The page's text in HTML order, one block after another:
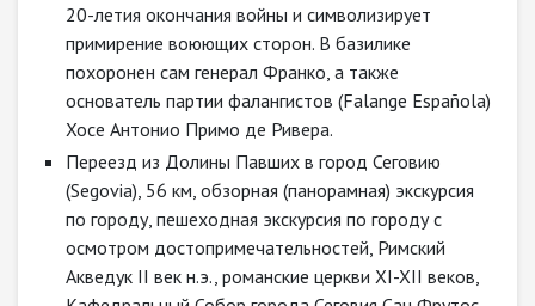
20-летия окончания войны и символизирует
примирение воюющих сторон. В базилике
похоронен сам генерал Франко, а также
основатель партии фалангистов (Falange Española)
Хосе Антонио Примо де Ривера.
Переезд из Долины Павших в город Сеговию
(Segovia), 56 км, обзорная (панорамная) экскурсия
по городу, пешеходная экскурсия по городу с
осмотром достопримечательностей, Римский
Акведук II век н.э., романские церкви XI-XII веков,